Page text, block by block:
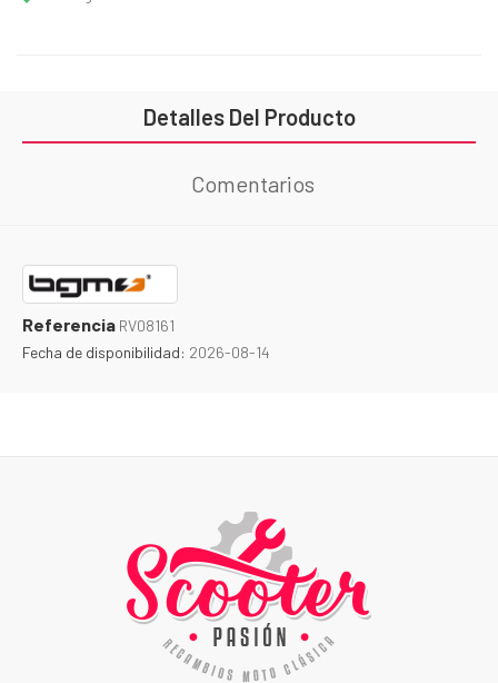
Detalles Del Producto
Comentarios
Referencia RV08161
Fecha de disponibilidad: 2026-08-14